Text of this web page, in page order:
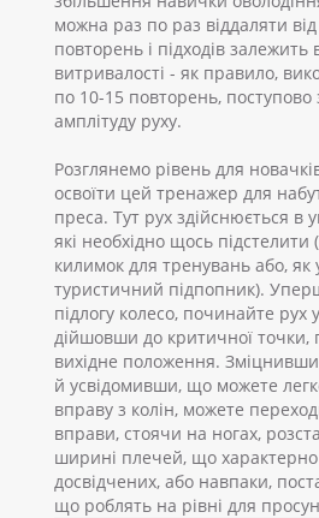
можна раз по раз віддаляти від
повторень і підходів залежить
витривалості - як правило,
по 10-15 повторень,
амплітуду руху.
Розглянемо рівень для
освоїти цей тренажер для
преса. Тут рух здійснюється в
які необхідно щось підстелити
килимок для тренувань або,
туристичний підпопник).
підлогу колесо, починайте рух
дійшовши до критичної точки,
вихідне положення.
й усвідомивши, що можете
вправу з колін, можете
вправи, стоячи на ногах,
ширині плечей, що характерно
досвідчених, або навпаки,
що роблять на рівні для